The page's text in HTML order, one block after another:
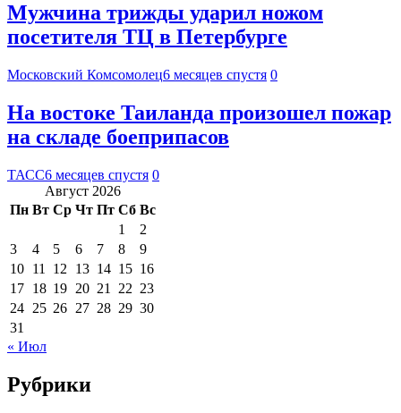
Мужчина трижды ударил ножом
посетителя ТЦ в Петербурге
Московский Комсомолец6 месяцев спустя 0
На востоке Таиланда произошел пожар
на складе боеприпасов
ТАСС6 месяцев спустя 0
Август 2026
Пн Вт Ср Чт Пт Сб Вс
1
2
3
4 5 6 7 8
9
10 11 12 13 14 15 16
17 18 19 20 21 22 23
24 25 26 27 28 29 30
31
« Июл
Рубрики